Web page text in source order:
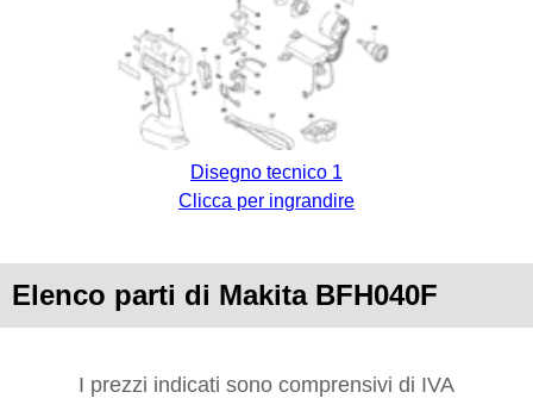
Disegno tecnico 1
Clicca per ingrandire
Elenco parti di Makita BFH040F
I prezzi indicati sono comprensivi di IVA